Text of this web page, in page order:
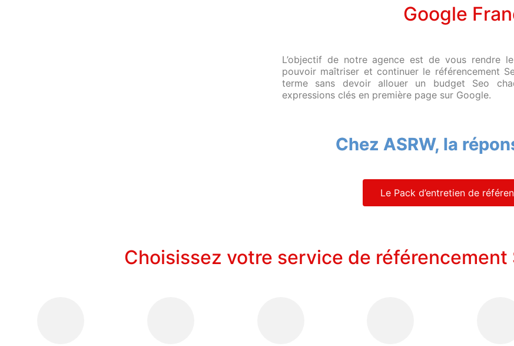
Google
L’objectif de notre agence est de vous rendre
pouvoir maîtriser et continuer le référencement
terme sans devoir allouer un budget Seo
expressions clés en première page sur Google.
Chez ASRW, la
Le Pack d’entretien de
Choisissez votre service de référencement